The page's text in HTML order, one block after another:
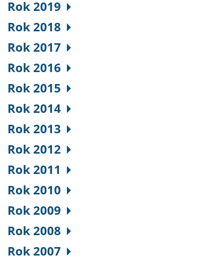
Rok 2019
Rok 2018
Rok 2017
Rok 2016
Rok 2015
Rok 2014
Rok 2013
Rok 2012
Rok 2011
Rok 2010
Rok 2009
Rok 2008
Rok 2007